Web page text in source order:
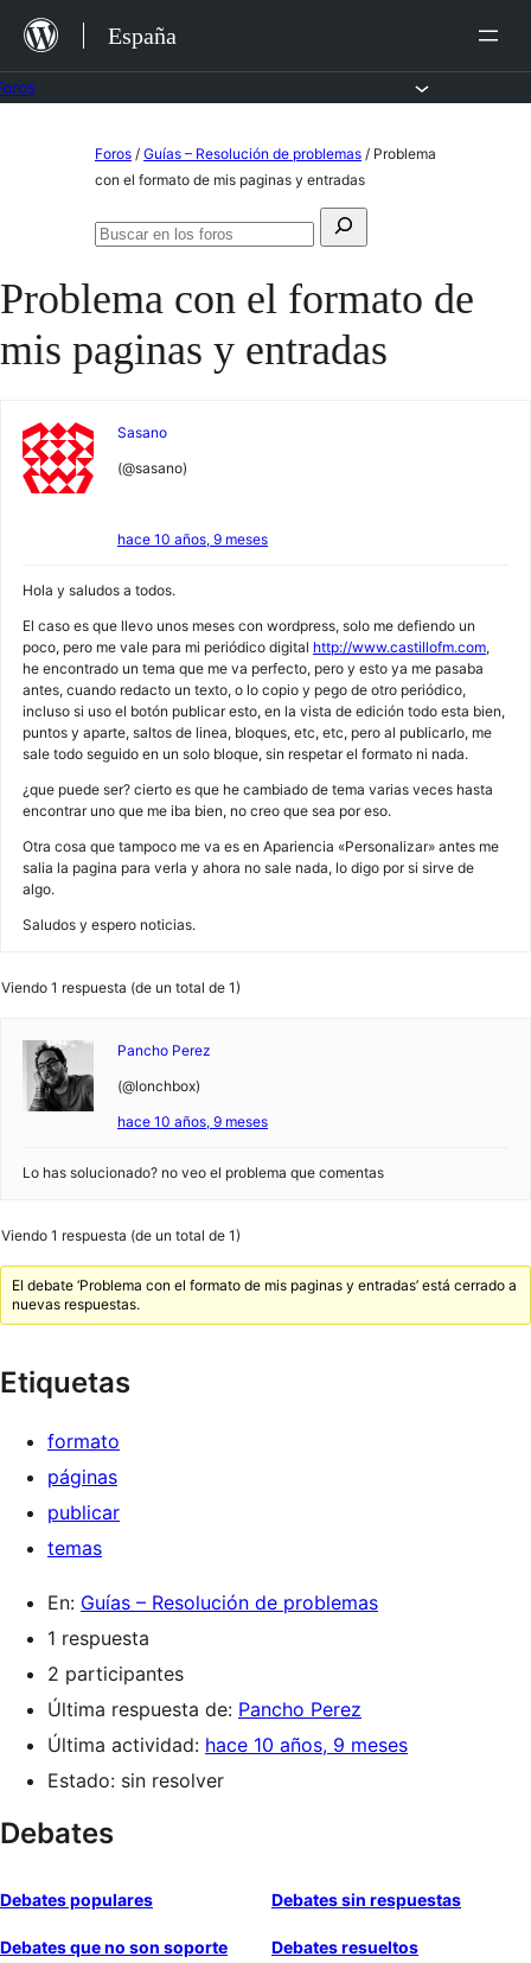
Saltar
contenido
España
Foros / Guías – Resolución de problemas / Problema
con el formato de mis paginas y entradas
Buscar:
Buscar
foros
Problema con el formato de
mis paginas y entradas
Sasano
(@sasano)
hace 10 años, 9 meses
Hola y saludos a todos.
El caso es que llevo unos meses con wordpress, solo me defiendo un
poco, pero me vale para mi periódico digital http://www.castillofm.com,
he encontrado un tema que me va perfecto, pero y esto ya me pasaba
antes, cuando redacto un texto, o lo copio y pego de otro periódico,
incluso si uso el botón publicar esto, en la vista de edición todo esta bien,
puntos y aparte, saltos de linea, bloques, etc, etc, pero al publicarlo, me
sale todo seguido en un solo bloque, sin respetar el formato ni nada.
¿que puede ser? cierto es que he cambiado de tema varias veces hasta
encontrar uno que me iba bien, no creo que sea por eso.
Otra cosa que tampoco me va es en Apariencia «Personalizar» antes me
salia la pagina para verla y ahora no sale nada, lo digo por si sirve de
algo.
Saludos y espero noticias.
Viendo 1 respuesta (de un total de 1)
Pancho Perez
(@lonchbox)
hace 10 años, 9 meses
Lo has solucionado? no veo el problema que comentas
Viendo 1 respuesta (de un total de 1)
El debate ‘Problema con el formato de mis paginas y entradas’ está cerrado a
nuevas respuestas.
Etiquetas
formato
páginas
publicar
temas
En: Guías – Resolución de problemas
1 respuesta
2 participantes
Última respuesta de: Pancho Perez
Última actividad: hace 10 años, 9 meses
Estado: sin resolver
Debates
Debates populares Debates sin respuestas
Debates que no son soporte Debates resueltos